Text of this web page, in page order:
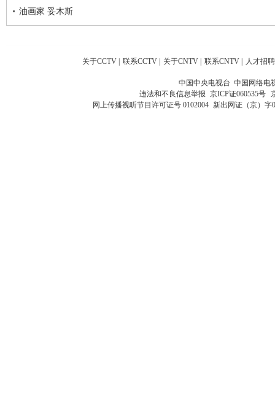
油画家 妥木斯
关于CCTV | 联系CCTV | 关于CNTV | 联系CNTV | 人才招聘
中国中央电视台 中国网络电
违法和不良信息举报 京ICP证060535号
网上传播视听节目许可证号 0102004 新出网证（京）